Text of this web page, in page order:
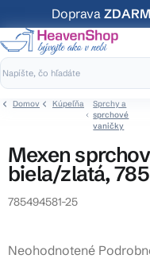
na
obsah
Doprava
Domov Kúpeľňa
Sprchy a
sprchové
vaničky
Mexen
biela/zlatá,
785494581-25
Priemerné
Neohodnotené